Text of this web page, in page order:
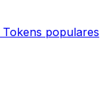
Tokens populares